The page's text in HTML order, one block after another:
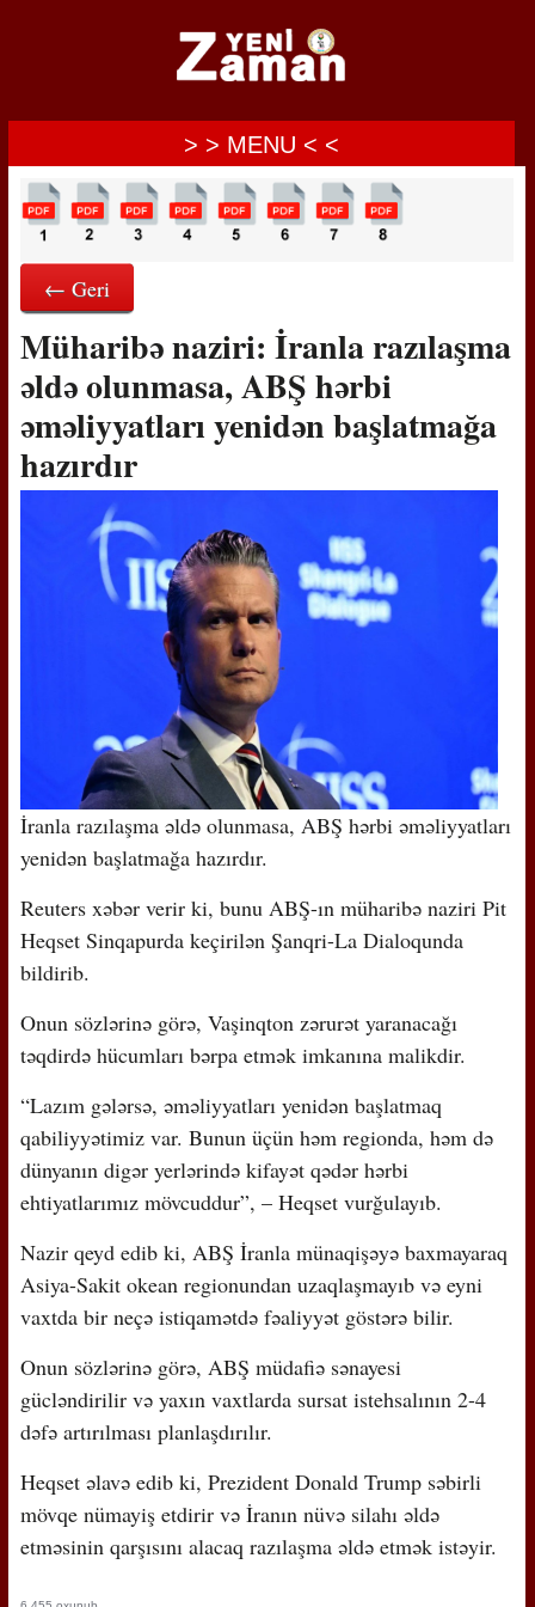
> > MENU < <
← Geri
Müharibə naziri: İranla razılaşma
əldə olunmasa, ABŞ hərbi
əməliyyatları yenidən başlatmağa
hazırdır
İranla razılaşma əldə olunmasa, ABŞ hərbi əməliyyatları
yenidən başlatmağa hazırdır.
Reuters xəbər verir ki, bunu ABŞ-ın müharibə naziri Pit
Heqset Sinqapurda keçirilən Şanqri-La Dialoqunda
bildirib.
Onun sözlərinə görə, Vaşinqton zərurət yaranacağı
təqdirdə hücumları bərpa etmək imkanına malikdir.
“Lazım gələrsə, əməliyyatları yenidən başlatmaq
qabiliyyətimiz var. Bunun üçün həm regionda, həm də
dünyanın digər yerlərində kifayət qədər hərbi
ehtiyatlarımız mövcuddur”, – Heqset vurğulayıb.
Nazir qeyd edib ki, ABŞ İranla münaqişəyə baxmayaraq
Asiya-Sakit okean regionundan uzaqlaşmayıb və eyni
vaxtda bir neçə istiqamətdə fəaliyyət göstərə bilir.
Onun sözlərinə görə, ABŞ müdafiə sənayesi
gücləndirilir və yaxın vaxtlarda sursat istehsalının 2-4
dəfə artırılması planlaşdırılır.
Heqset əlavə edib ki, Prezident Donald Trump səbirli
mövqe nümayiş etdirir və İranın nüvə silahı əldə
etməsinin qarşısını alacaq razılaşma əldə etmək istəyir.